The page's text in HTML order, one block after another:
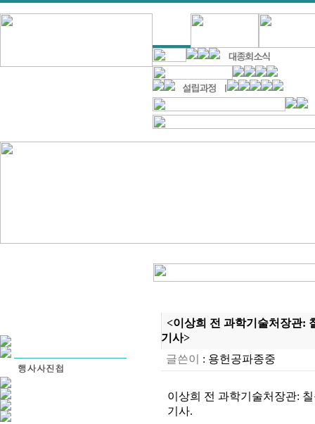
<이상희 전 과학기술처장관:
기사>
글쓴이
: 용헌공파종중
이상희 전 과학기술처장관:
기사.